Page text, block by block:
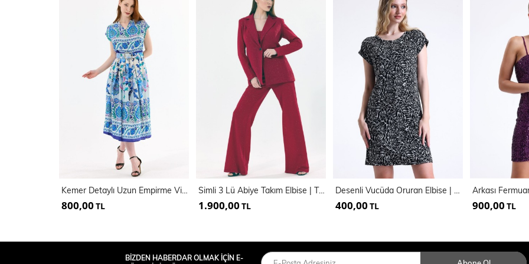
Kemer Detaylı Uzun Empirme Viskon Jile Elbise | Elb35648
800,00 TL
Simli 3 Lü Abiye Takım Elbise | Tk35406
1.900,00 TL
Desenli Vucüda Oruran Elbise | ELB35362
400,00 TL 900,00 TL
BİZDEN HABERDAR OLMAK İÇİN E-